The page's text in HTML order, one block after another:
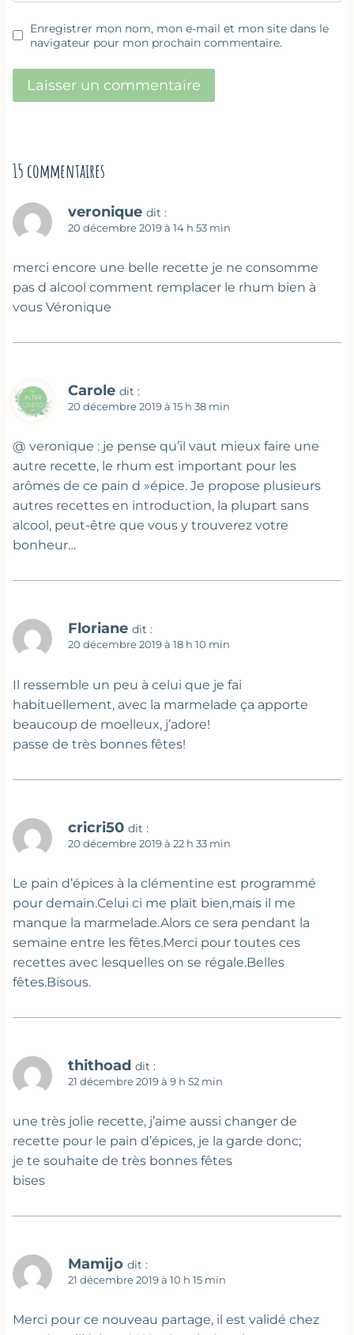
Enregistrer mon nom, mon e-mail et mon site dans le
navigateur pour mon prochain commentaire.
15 commentaires
veronique dit :
20 décembre 2019 à 14 h 53 min
merci encore une belle recette je ne consomme
pas d alcool comment remplacer le rhum bien à
vous Véronique
Carole dit :
20 décembre 2019 à 15 h 38 min
@ veronique : je pense qu’il vaut mieux faire une
autre recette, le rhum est important pour les
arômes de ce pain d »épice. Je propose plusieurs
autres recettes en introduction, la plupart sans
alcool, peut-être que vous y trouverez votre
bonheur…
Floriane dit :
20 décembre 2019 à 18 h 10 min
Il ressemble un peu à celui que je fai
habituellement, avec la marmelade ça apporte
beaucoup de moelleux, j’adore!
passe de très bonnes fêtes!
cricri50 dit :
20 décembre 2019 à 22 h 33 min
Le pain d’épices à la clémentine est programmé
pour demain.Celui ci me plait bien,mais il me
manque la marmelade.Alors ce sera pendant la
semaine entre les fêtes.Merci pour toutes ces
recettes avec lesquelles on se régale.Belles
fêtes.Bisous.
thithoad dit :
21 décembre 2019 à 9 h 52 min
une très jolie recette, j’aime aussi changer de
recette pour le pain d’épices, je la garde donc;
je te souhaite de très bonnes fêtes
bises
Mamijo dit :
21 décembre 2019 à 10 h 15 min
Merci pour ce nouveau partage, il est validé chez